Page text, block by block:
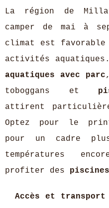
La région de
camper de mai à
climat est
activités
aquatiques avec parc
toboggans et
attirent
Optez pour le
pour un cadre
températures
profiter des
Accès et transport